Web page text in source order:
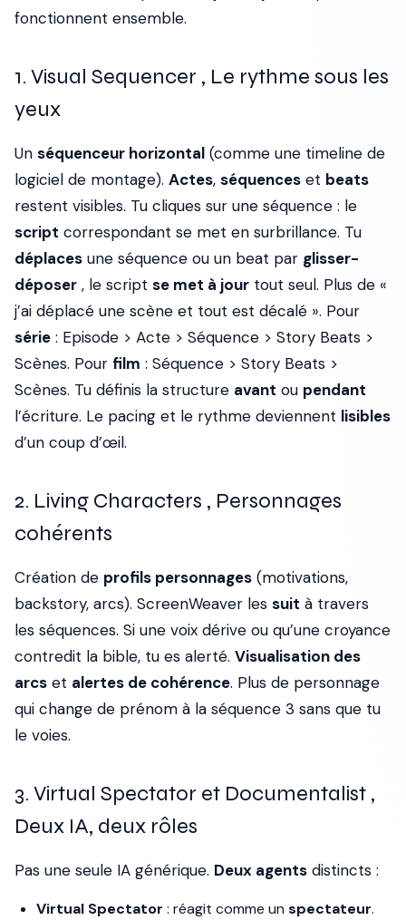
fonctionnent ensemble.
1. Visual Sequencer , Le rythme sous les
yeux
Un séquenceur horizontal (comme une timeline de
logiciel de montage). Actes, séquences et beats
restent visibles. Tu cliques sur une séquence : le
script correspondant se met en surbrillance. Tu
déplaces une séquence ou un beat par glisser-
déposer , le script se met à jour tout seul. Plus de «
j’ai déplacé une scène et tout est décalé ». Pour
série : Episode > Acte > Séquence > Story Beats >
Scènes. Pour film : Séquence > Story Beats >
Scènes. Tu définis la structure avant ou pendant
l’écriture. Le pacing et le rythme deviennent lisibles
d’un coup d’œil.
2. Living Characters , Personnages
cohérents
Création de profils personnages (motivations,
backstory, arcs). ScreenWeaver les suit à travers
les séquences. Si une voix dérive ou qu’une croyance
contredit la bible, tu es alerté. Visualisation des
arcs et alertes de cohérence. Plus de personnage
qui change de prénom à la séquence 3 sans que tu
le voies.
3. Virtual Spectator et Documentalist ,
Deux IA, deux rôles
Pas une seule IA générique. Deux agents distincts :
Virtual Spectator : réagit comme un spectateur.